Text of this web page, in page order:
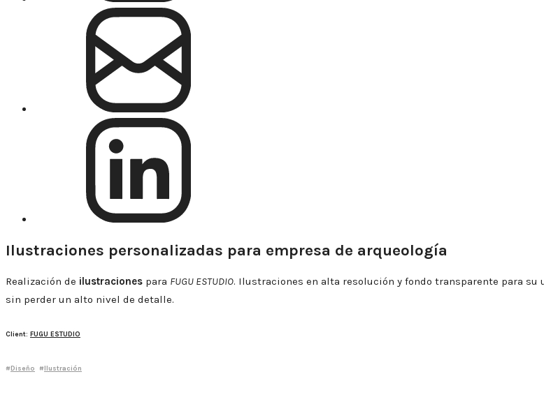
Ilustraciones personalizadas para empresa de arqueología
Realización de ilustraciones para FUGU ESTUDIO. Ilustraciones en alta resolución y fondo transparente para su
sin perder un alto nivel de detalle.
Client: FUGU ESTUDIO
#Diseño #Ilustración